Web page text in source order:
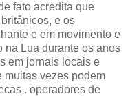
fato acredita que
e os
e em movimento e
na Lua durante os anos
em jornais locais e
muitas vezes podem
. operadores de